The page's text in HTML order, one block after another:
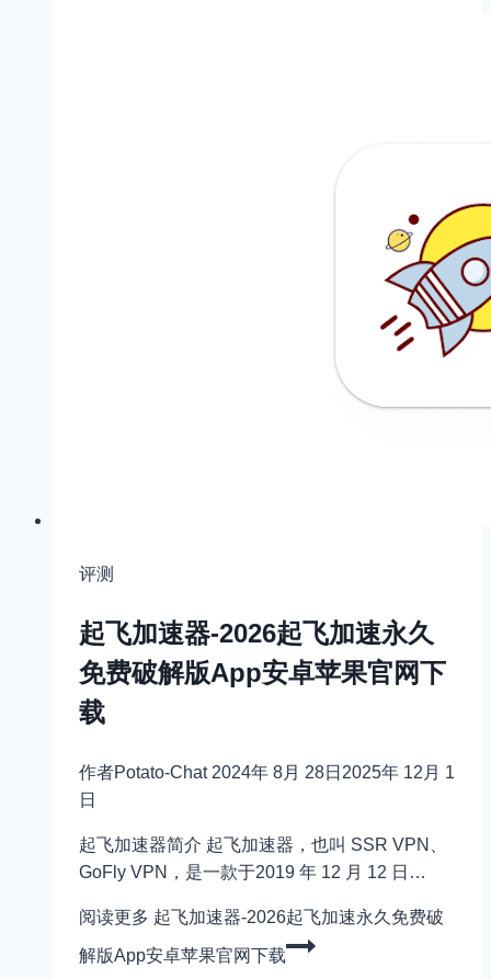
评测
起飞加速器-2026起飞加速永久
免费破解版App安卓苹果官网下
载
作者Potato-Chat 2024年 8月 28日 2025年 12月 1
日
起飞加速器简介 起飞加速器，也叫 SSR VPN、
GoFly VPN，是一款于2019 年 12 月 12 日…
阅读更多 起飞加速器-2026起飞加速永久免费破
解版App安卓苹果官网下载